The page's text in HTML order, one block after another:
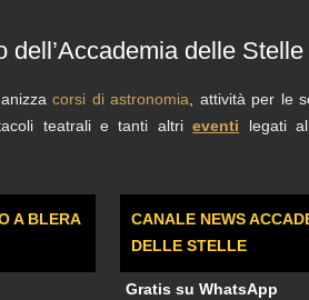
dell’Accademia delle Stelle
corsi di astronomia , attività per le
teatrali e tanti altrieventi legati
A BLERA
CANALE NEWS
DELLE STELLE
Gratis su WhatsApp